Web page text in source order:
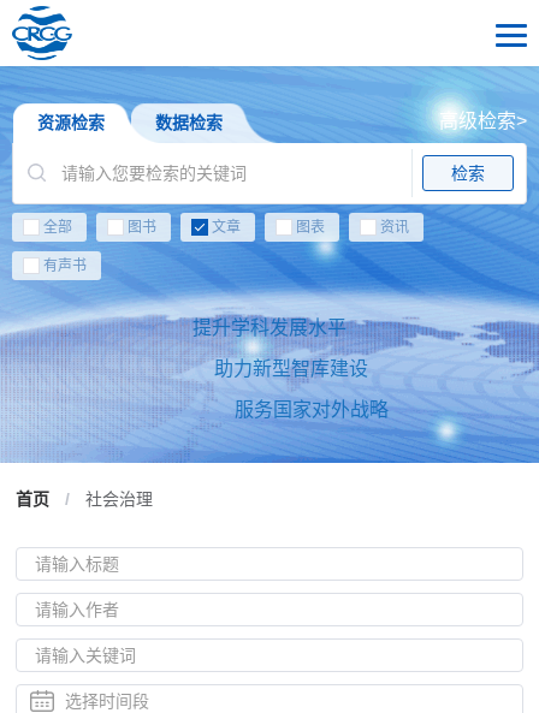
资源检索 数据检索
检索
高级检索>
全部 图书 文章 图表 资讯
有声书
提升学科发展水平
助力新型智库建设
服务国家对外战略
首页 / 社会治理